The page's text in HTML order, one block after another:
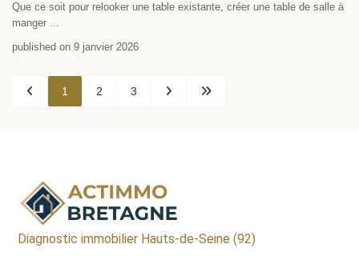
Que ce soit pour relooker une table existante, créer une table de salle à
manger ...
published on 9 janvier 2026
1 2 3
Diagnostic immobilier Hauts-de-Seine (92)